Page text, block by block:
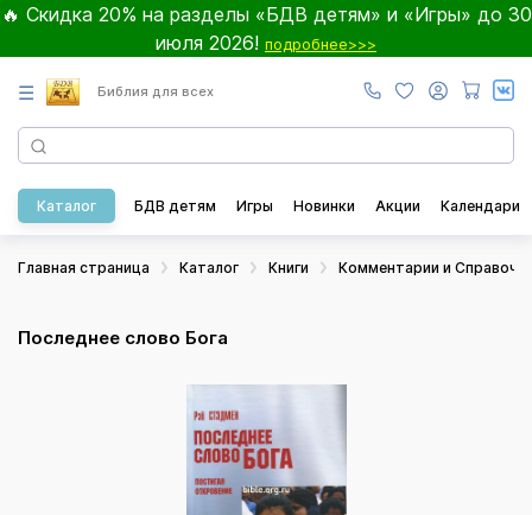
🔥 Скидка 20% на разделы «БДВ детям» и «Игры» до 30
июля 2026! подробнее>>>
☰ Библия для всех
Каталог БДВ детям Игры Новинки Акции Календари
Главная страница Каталог Книги Комментарии и
Последнее слово Бога